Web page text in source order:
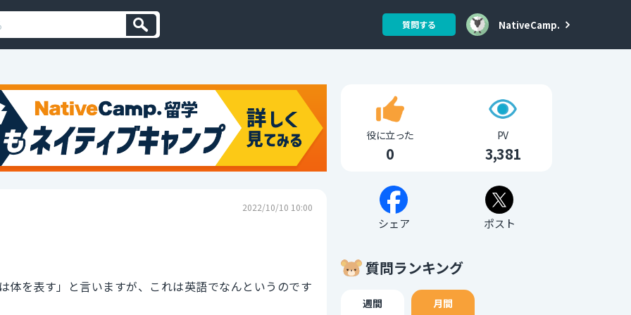
質問する NativeCamp.
2022/10/10 10:00
体を表す」と言いますが、これは英語でなんというのです
役に立った
0
PV
3,381
シェア ポスト
質問ランキング
週間 月間